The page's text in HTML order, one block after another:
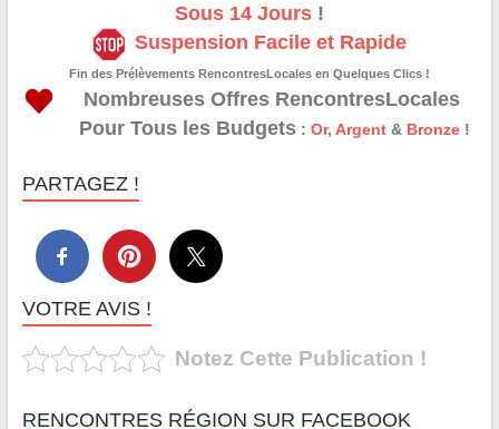
Sous 14 Jours!
Suspension Facile et Rapide
Fin des Prélèvements RencontresLocales en Quelques Clics !
Nombreuses Offres RencontresLocales
Pour Tous les Budgets: Or, Argent& Bronze!
PARTAGEZ !
VOTRE AVIS !
Notez Cette Publication !
RENCONTRES RÉGION SUR FACEBOOK